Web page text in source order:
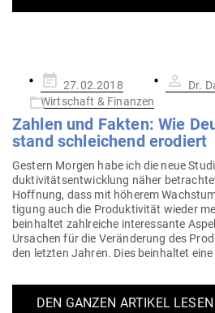
Gepostet
am
27.02.2018
Dr.
Wirtschaft & Finanzen
Zahlen und Fakten: Wie
stand schlei­chend erodiert
Gestern Morgen habe ich die neue
duk­ti­vi­täts­ent­wicklung näher
Hoffnung, dass mit höherem
tigung auch die Pro­duk­ti­vität wieder
beinhaltet zahl­reiche inter­es­sante
Ursachen für die Ver­än­derung des
den letzten Jahren. Dies beinhaltet eine
DEN GANZEN ARTIKEL LESEN